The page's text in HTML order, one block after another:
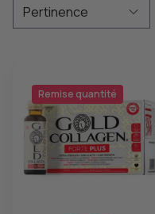
Remise quantité